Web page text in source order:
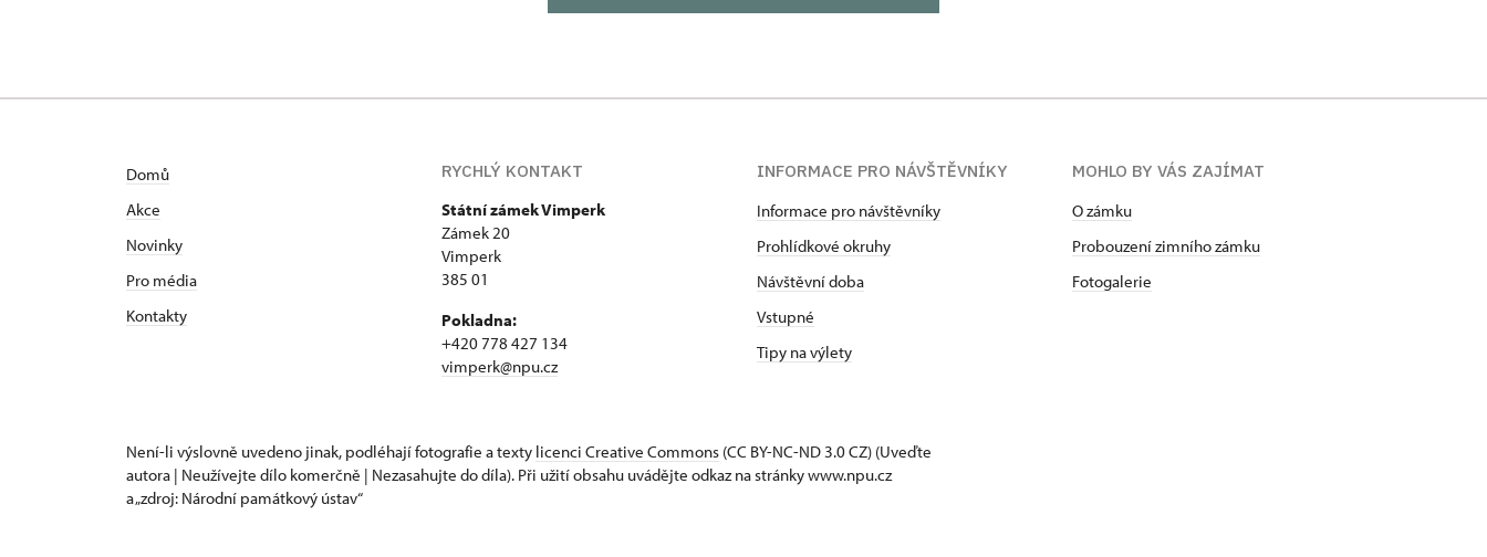
Domů
Akce
Novinky
Pro média
Kontakty
RYCHLÝ KONTAKT
Státní zámek Vimperk
Zámek 20
Vimperk
385 01
Pokladna:
+420 778 427 134
vimperk@npu.cz
INFORMACE PRO NÁVŠTĚVNÍKY
Informace pro návštěvníky
Prohlídkové okruhy
Návštěvní doba
Vstupné
Tipy na výlety
MOHLO BY VÁS ZAJÍMAT
O zámku
Probouzení zimního zámku
Fotogalerie
Není-li výslovně uvedeno jinak, podléhají fotografie a texty licenci Creative Commons (CC BY-NC-ND 3.0 CZ) (Uveďte
autora | Neužívejte dílo komerčně | Nezasahujte do díla). Při užití obsahu uvádějte odkaz na stránky www.npu.cz
a „zdroj: Národní památkový ústav“